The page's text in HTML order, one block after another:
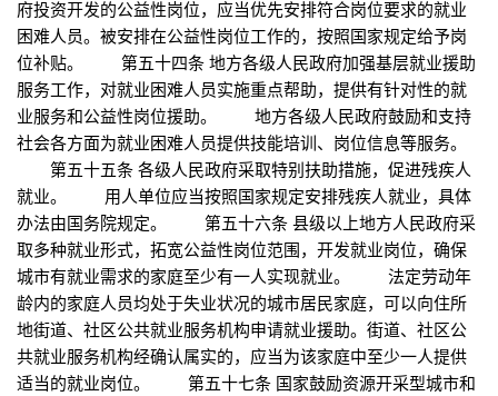
府投资开发的公益性岗位，应当优先安排符合岗位要求的就业
困难人员。被安排在公益性岗位工作的，按照国家规定给予岗
位补贴。 第五十四条 地方各级人民政府加强基层就业援助
服务工作，对就业困难人员实施重点帮助，提供有针对性的就
业服务和公益性岗位援助。 地方各级人民政府鼓励和支持
社会各方面为就业困难人员提供技能培训、岗位信息等服务。
第五十五条 各级人民政府采取特别扶助措施，促进残疾人
就业。 用人单位应当按照国家规定安排残疾人就业，具体
办法由国务院规定。 第五十六条 县级以上地方人民政府采
取多种就业形式，拓宽公益性岗位范围，开发就业岗位，确保
城市有就业需求的家庭至少有一人实现就业。 法定劳动年
龄内的家庭人员均处于失业状况的城市居民家庭，可以向住所
地街道、社区公共就业服务机构申请就业援助。街道、社区公
共就业服务机构经确认属实的，应当为该家庭中至少一人提供
适当的就业岗位。 第五十七条 国家鼓励资源开采型城市和